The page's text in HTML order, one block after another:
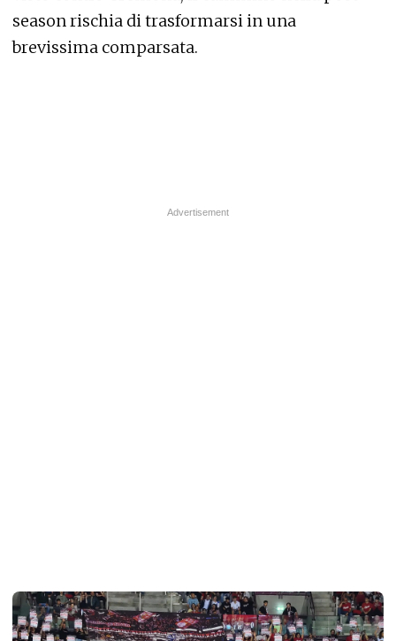
season rischia di trasformarsi in una
brevissima comparsata.